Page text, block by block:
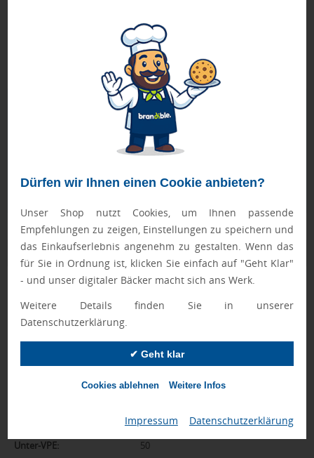
Dürfen wir Ihnen einen Cookie anbieten?
Unser Shop nutzt Cookies, um Ihnen passende
Empfehlungen zu zeigen, Einstellungen zu speichern und
das Einkaufserlebnis angenehm zu gestalten. Wenn das
für Sie in Ordnung ist, klicken Sie einfach auf "Geht Klar"
- und unser digitaler Bäcker macht sich ans Werk.
Weitere Details finden Sie in unserer
Datenschutzerklärung.
✔ Geht klar
Cookies ablehnen Weitere Infos
Impressum Datenschutzerklärung
zur Aufbewahrung von Aufbissschienen oder Zahnspangen,
mit Lüftungsschlitz und Druck Gesicht
Nur Produkte, die unseren
Qualitätscheck
schaffen es in den Shop.Mehr erfahren
Qualitätssicherung
Zusatzinformation
Abmessungen: 84 x 79 x 24 mm
Gewicht: 37 g
300
Unter-VPE: 50